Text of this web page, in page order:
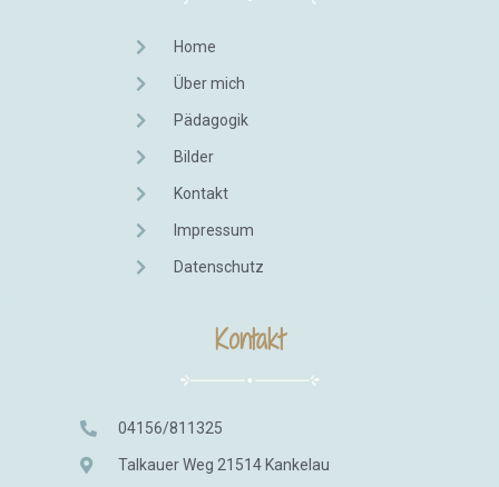
Home
Über mich
Pädagogik
Bilder
Kontakt
Impressum
Datenschutz
Kontakt
04156/811325
Talkauer Weg 21514 Kankelau